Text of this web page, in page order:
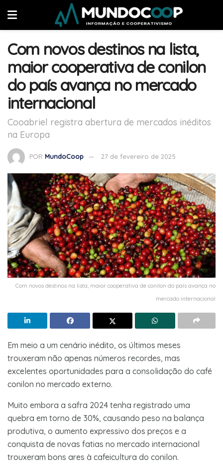
Com novos destinos na lista,
maior cooperativa de conilon
do país avança no mercado
internacional
Cooabriel registra abertura de mercados inéditos
na Europa
POR MundoCoop 27 de fevereiro de 2025
Com novos destinos na lista, maior cooperativa de conilon do país avança no
mercado internacional
Em meio a um cenário inédito, os últimos meses
trouxeram não apenas números recordes, mas
excelentes oportunidades para a consolidação do café
conilon no mercado externo.
Muito embora a safra 2024 tenha registrado uma
quebra em torno de 30%, causando peso na balança
produtiva, o aumento expressivo dos preços e a
conquista de novas fatias no mercado internacional
trouxeram bons ares à cafeicultura do conilon.